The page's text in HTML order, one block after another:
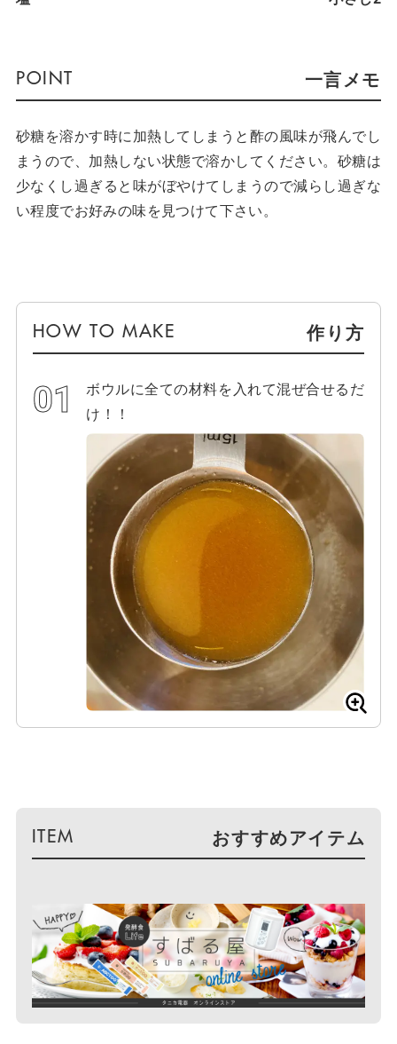
一言メモ
砂糖を溶かす時に加熱してしまうと酢の風味が飛んでし
まうので、加熱しない状態で溶かしてください。砂糖は
少なくし過ぎると味がぼやけてしまうので減らし過ぎな
い程度でお好みの味を見つけて下さい。
作り方
ボウルに全ての材料を入れて混ぜ合せるだ
け！！
おすすめアイテム